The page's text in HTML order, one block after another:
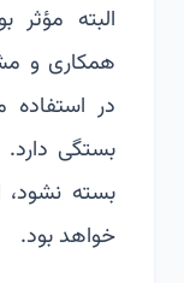
البته
همکاری و
در
بستگی
بسته نشود،
خواهد بود.